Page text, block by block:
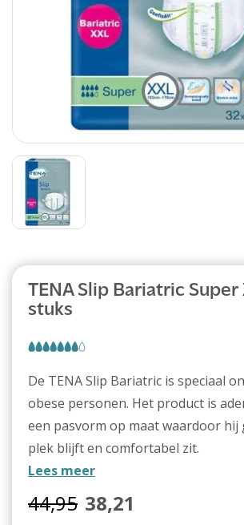
Abonnement
TENA Slip Bariatric Super
stuks
De TENA Slip Bariatric is speciaal
obese personen. Het product is
een pasvorm op maat waardoor hij
plek blijft en comfortabel zit.
Lees meer
44,95 38,21